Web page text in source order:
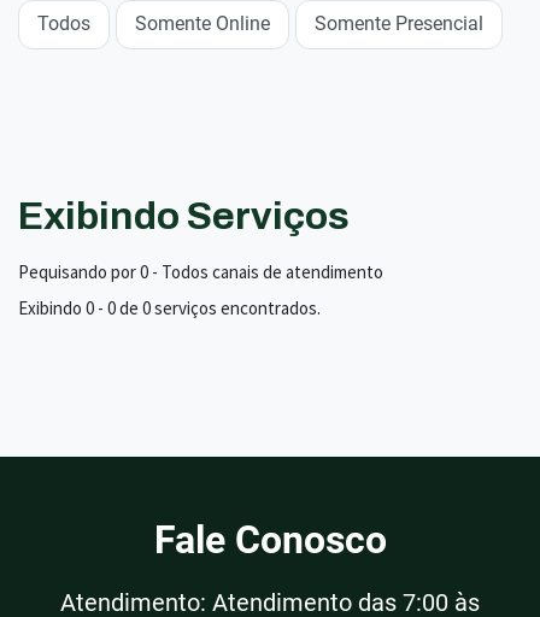
Todos Somente Online Somente Presencial
Exibindo Serviços
Pequisando por 0 - Todos canais de atendimento
Exibindo 0 - 0 de 0 serviços encontrados.
Fale Conosco
Atendimento: Atendimento das 7:00 às